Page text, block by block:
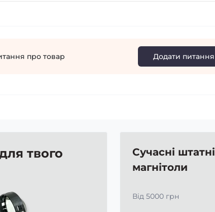
про товар Додати питання
твого
Сучасні штатні
магнітоли
Від 5000 грн